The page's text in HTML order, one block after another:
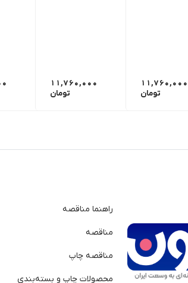
11,760,000
تومان
11,760,000
تومان
راهنما مناقصه
مناقصه
مناقصه چاپ
محصولات چاپ و بسته‌بندی